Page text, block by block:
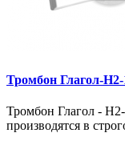
Тромбон Глагол-Н2-
Тромбон Глагол -
производятся в